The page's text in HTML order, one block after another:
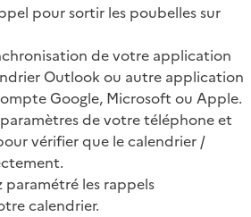
pour sortir les poubelles sur
de votre application
Outlook ou autre application
Google, Microsoft ou Apple.
de votre téléphone et
vérifier que le calendrier /
paramétré les rappels
calendrier.